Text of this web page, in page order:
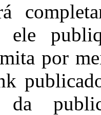
ele
por
da